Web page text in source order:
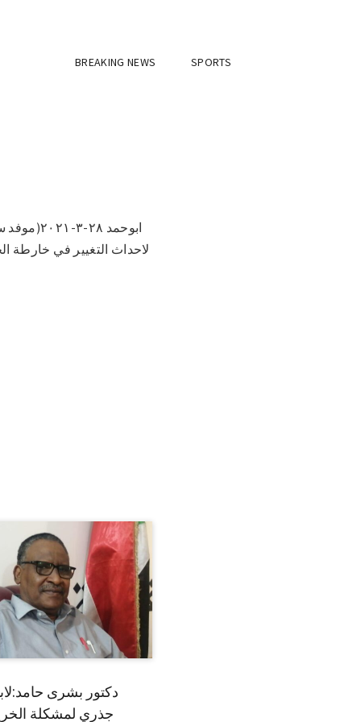
BREAKING NEWS SPORTS
ابوحمد
لاحداث التغيير في خارطة
دكتور بشرى
جذري لمشكلة